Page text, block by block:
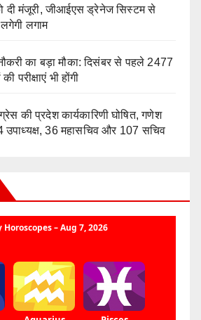
दी मंजूरी, जीआईएस ड्रेनेज सिस्टम से
लगाम
का बड़ा मौका: दिसंबर से पहले 2477
परीक्षाएं भी होंगी
की प्रदेश कार्यकारिणी घोषित, गणेश
उपाध्यक्ष, 36 महासचिव और 107 सचिव